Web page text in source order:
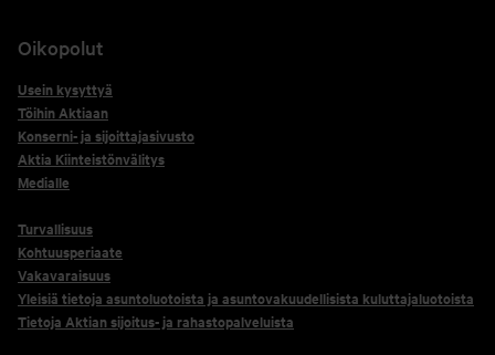
Oikopolut
Usein kysyttyä
Töihin Aktiaan
Konserni- ja sijoittajasivusto
Aktia Kiinteistönvälitys
Medialle
Turvallisuus
Kohtuusperiaate
Vakavaraisuus
Yleisiä tietoja asuntoluotoista ja asuntovakuudellisista kuluttajaluotoista
Tietoja Aktian sijoitus- ja rahastopalveluista